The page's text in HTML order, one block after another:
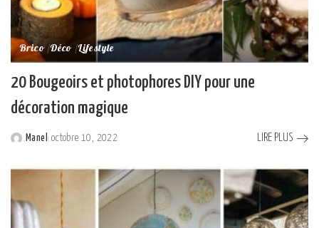
Brico Déco Lifestyle
20 Bougeoirs et photophores DIY pour une
décoration magique
Posted
Manel octobre 10, 2022 LIRE PLUS